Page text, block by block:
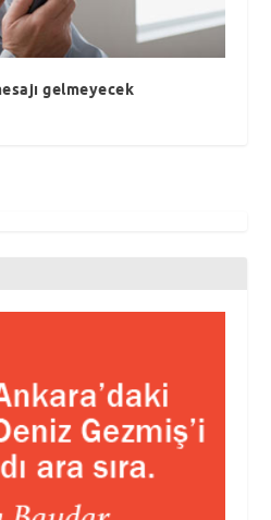
gelmeyecek